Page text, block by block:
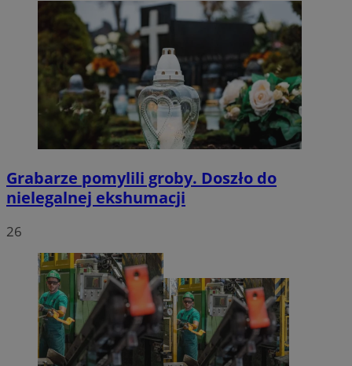
Grabarze pomylili groby. Doszło do
nielegalnej ekshumacji
26